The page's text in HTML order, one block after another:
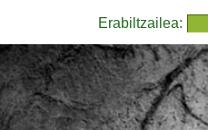
Erabiltzailea: